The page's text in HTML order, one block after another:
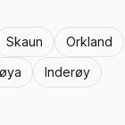
Skaun
Orkland
Inderøy